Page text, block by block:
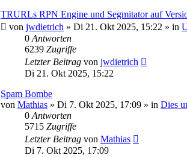
TRURLs RPN Engine und Segmitator auf
von jwdietrich » Di 21. Okt 2025, 15:22 » in
0 Antworten
6239 Zugriffe
Letzter Beitrag von jwdietrich
Di 21. Okt 2025, 15:22
Spam Bombe
von Mathias » Di 7. Okt 2025, 17:09 » in Dies
0 Antworten
5715 Zugriffe
Letzter Beitrag von Mathias
Di 7. Okt 2025, 17:09